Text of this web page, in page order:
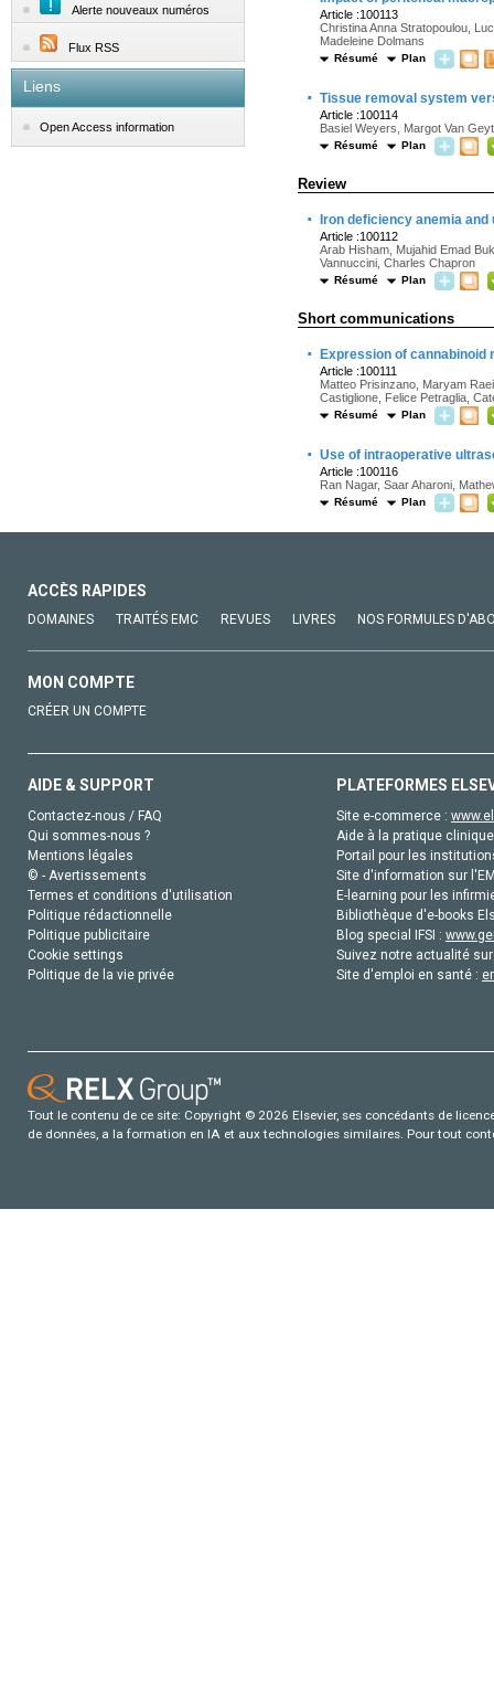
Alerte nouveaux numéros
Flux RSS
Liens
Open Access information
Article :100113
Christina Anna Stratopoulou,
Madeleine Dolmans
Résumé Plan
· Tissue removal system
Article :100114
Basiel Weyers, Margot Van
Résumé Plan
Review
· Iron deficiency anemia
Article :100112
Arab Hisham, Mujahid Emad
Vannuccini, Charles Chapron
Résumé Plan
Short communications
· Expression of cannabinoid
Article :100111
Matteo Prisinzano, Maryam
Castiglione, Felice Petraglia,
Résumé Plan
· Use of intraoperative
Article :100116
Ran Nagar, Saar Aharoni,
Résumé Plan
ACCÈS RAPIDES
DOMAINES TRAITÉS EMC REVUES LIVRES NOS FORMULES
MON COMPTE
CRÉER UN COMPTE
AIDE & SUPPORT
Contactez-nous / FAQ
Qui sommes-nous ?
Mentions légales
© - Avertissements
Termes et conditions d'utilisation
Politique rédactionnelle
Politique publicitaire
Cookie settings
Politique de la vie privée
PLATEFORMES
Site e-commerce :
Aide à la pratique
Portail pour les
Site d'information sur
E-learning pour les
Bibliothèque d'e-books
Blog special IFSI :
Suivez notre actualité
Site d'emploi en santé :
Tout le contenu de ce site: Copyright © 2026 Elsevier, ses concédants de
de données, a la formation en IA et aux technologies similaires. Pour tout